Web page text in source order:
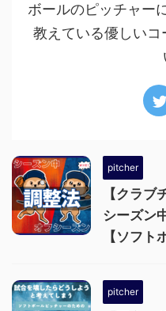
ボールのピッチャー
教えている優しい
pitcher
【クラブ
シーズン
【ソフト
pitcher